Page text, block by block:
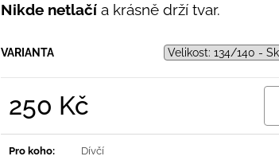
Nikde netlačí a krásně drží tvar.
VARIANTA
250 Kč
Pro koho:
Dívčí